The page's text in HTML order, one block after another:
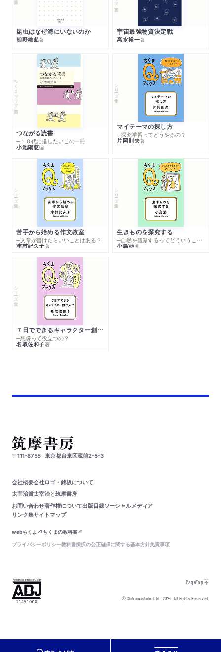
昆虫はなぜ海にいないのか
朝野維起著
宇宙最強物質決定戦
高水裕一著
ちくまプリマー新書
つながる読書
─１０代に推したいこの一冊
小池陽慈編
シリーズ・全集
マイテーマの探し方
─探究学習ってどうやるの？
片岡則夫著
シリーズ・全集
苦手から始める作文教室
─文章が書けたらいいことはある？
津村記久子著
シリーズ・全集
生きものを探究する
─自然を観察するってどういうこと？
小島渉著
シリーズ・全集
７日でできるキャラクター創作入門
─想像って役立つの？
名取佐和子著
〒111-8755 東京都台東区蔵前2-5-3
会社概要会社ロゴ・銘板について
太宰治賞太宰治と筑摩書房
お問い合わせ著作権について出版目録ソーシャルメディア
リンク集サイトマップ
webちくま
ちくまの教科書
プライバシーポリシー教科書採択の公正確保に関する基本方針免責事項
PageTop
© Chikumashobo Ltd.2024 All Rights Reserved.